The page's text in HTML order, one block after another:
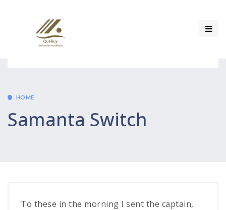
HOME
Samanta Switch
To these in the morning I sent the captain,